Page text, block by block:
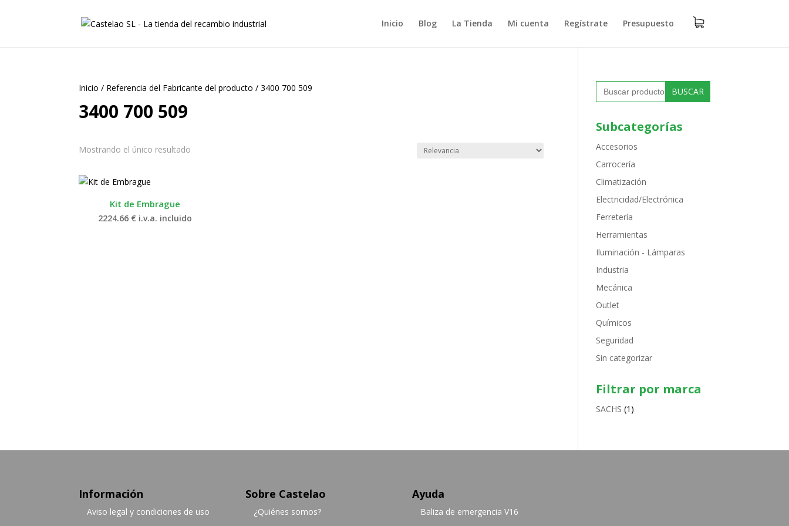
Inicio Blog La Tienda Mi cuenta Regístrate Presupuesto
Inicio / Referencia del Fabricante del producto /3400 700 509
3400 700 509
Mostrando el único resultado
Kit de Embrague
2224.66 € i.v.a. incluido
Buscar:
Subcategorías
Accesorios
Carrocería
Climatización
Electricidad/Electrónica
Ferretería
Herramientas
Iluminación - Lámparas
Industria
Mecánica
Outlet
Químicos
Seguridad
Sin categorizar
Filtrar por marca
SACHS (1)
Información
Aviso legal y condiciones de uso
Sobre Castelao
¿Quiénes somos?
Ayuda
Baliza de emergencia V16